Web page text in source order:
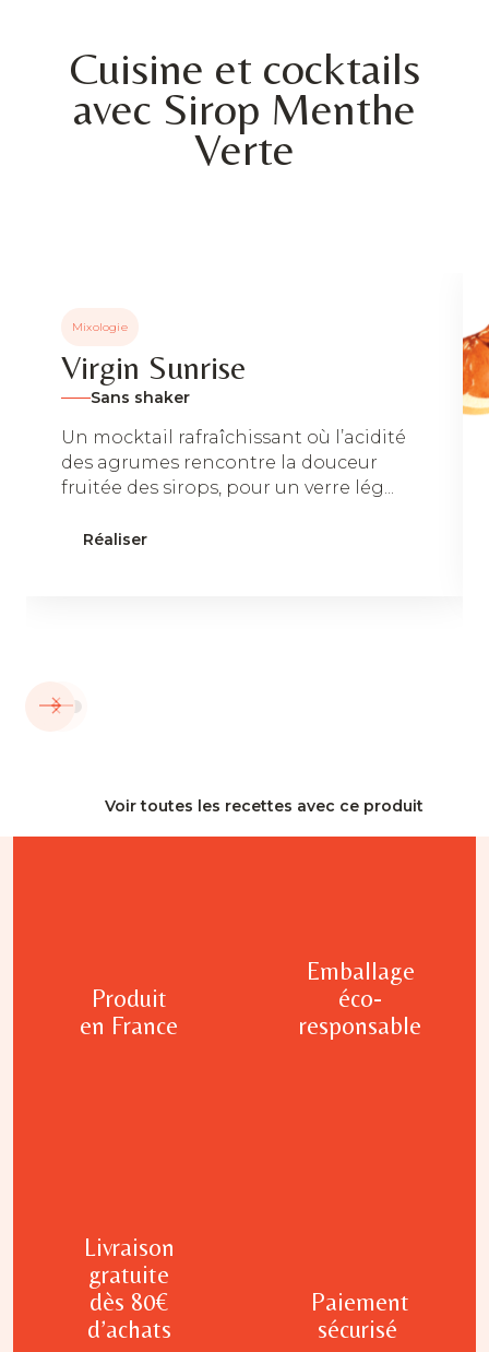
Cuisine et cocktails
avec Sirop Menthe
Verte
Mixologie
Virgin Sunrise
Sans shaker
Un mocktail rafraîchissant où l’acidité
des agrumes rencontre la douceur
fruitée des sirops, pour un verre lég...
Réaliser
Voir toutes les recettes avec ce produit
Produit
en France
Emballage
éco-
responsable
Livraison
gratuite
dès 80€
d’achats
Paiement
sécurisé